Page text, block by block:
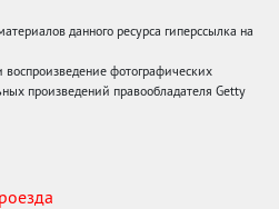
данного ресурса гиперссылка на
фотографических
произведений правообладателя Getty